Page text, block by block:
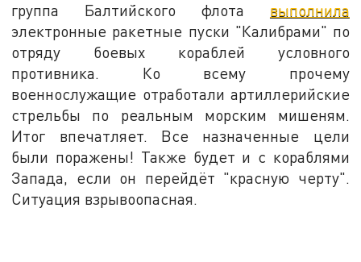
группа Балтийского флота выполнила
электронные ракетные пуски "Калибрами" по
отряду боевых кораблей условного
противника. Ко всему прочему
военнослужащие отработали артиллерийские
стрельбы по реальным морским мишеням.
Итог впечатляет. Все назначенные цели
были поражены! Также будет и с кораблями
Запада, если он перейдёт "красную черту".
Ситуация взрывоопасная.